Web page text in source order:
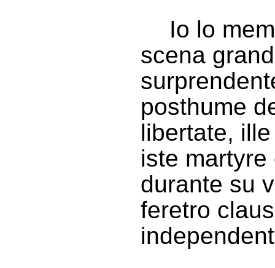
Io lo
scena
posthume
libertate,
iste
durante su
feretro